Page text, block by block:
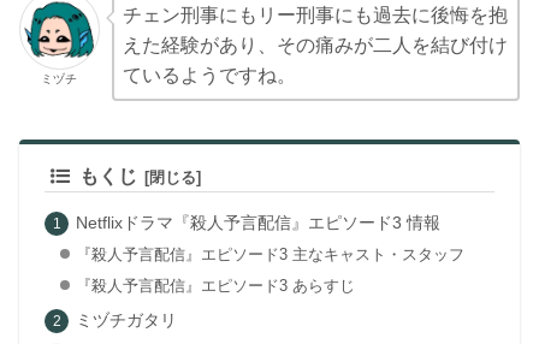
ミヅチ
チェン刑事にもリー刑事にも過去に後悔を抱
えた経験があり、その痛みが二人を結び付け
ているようですね。
もくじ
Netflixドラマ『殺人予言配信』エピソード3 情報
『殺人予言配信』エピソード3 主なキャスト・スタッフ
『殺人予言配信』エピソード3 あらすじ
ミヅチガタリ